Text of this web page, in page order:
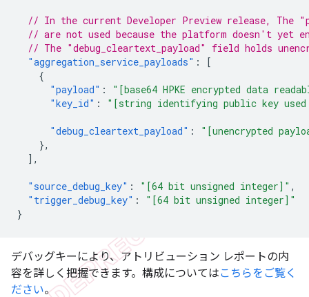
// In the current Developer Preview release, The
// are not used because the platform doesn't yet
// The "debug_cleartext_payload" field holds
"aggregation_service_payloads" :
[
{
"payload" :
"[base64 HPKE encrypted data
"key_id" : "[string identifying public key
"debug_cleartext_payload" :
"[unencrypted
},
],
"source_debug_key" : "[64 bit unsigned integer]" ,
"trigger_debug_key" :
"[64 bit unsigned integer]"
}
デバッグキーにより、アトリビューション レポートの内
容を詳しく把握できます。構成についてはこちらをご覧く
ださい。